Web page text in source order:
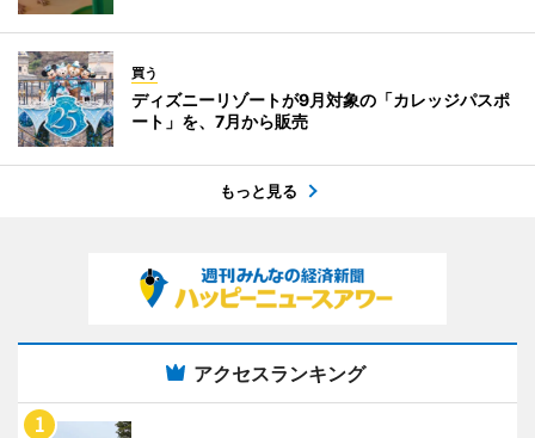
買う
ディズニーリゾートが9月対象の「カレッジパスポ
ート」を、7月から販売
もっと見る
アクセスランキング